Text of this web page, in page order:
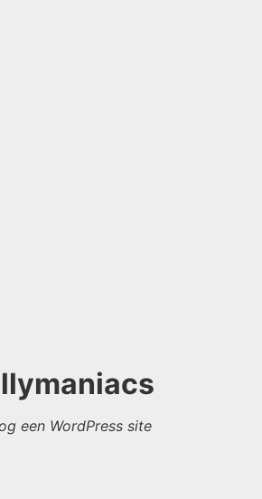
een WordPress site